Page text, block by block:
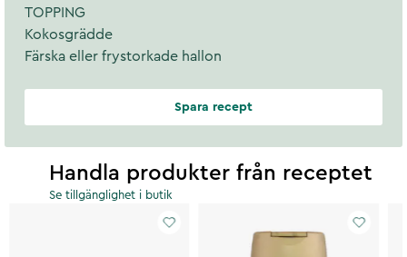
TOPPING
Kokosgrädde
Färska eller frystorkade hallon
Spara recept
Handla produkter från receptet
Se tillgänglighet i butik